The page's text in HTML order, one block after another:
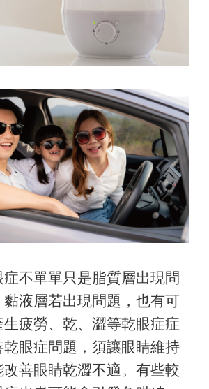
不單單只是脂質層出現問
液層若出現問題，也有可
疲勞、乾、澀等乾眼症症
眼症問題，須讓眼睛維持
善眼睛乾澀不適。有些較